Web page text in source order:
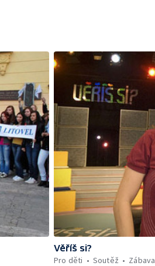
Věříš si?
Pro děti
Soutěž Zábava